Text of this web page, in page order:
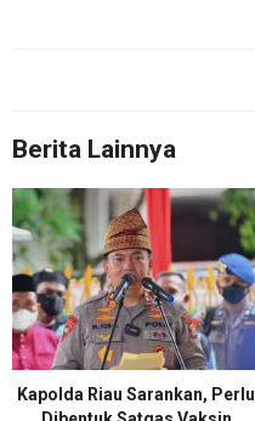
Berita Lainnya
Kapolda Riau Sarankan, Perlu